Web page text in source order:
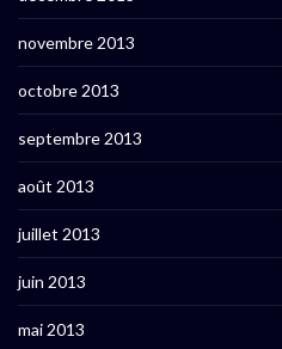
novembre 2013
octobre 2013
septembre 2013
août 2013
juillet 2013
juin 2013
mai 2013